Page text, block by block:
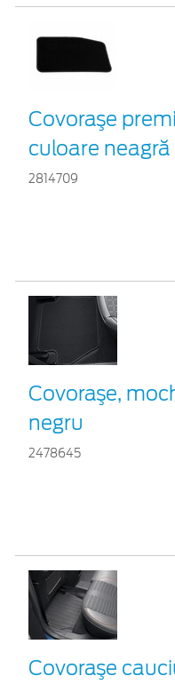
Covoraşe
culoare
2814709
Covoraşe,
negru
2478645
Covoraşe